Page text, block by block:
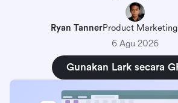
Ryan TannerProduct
6 Agu 2026
Gunakan Lark secara